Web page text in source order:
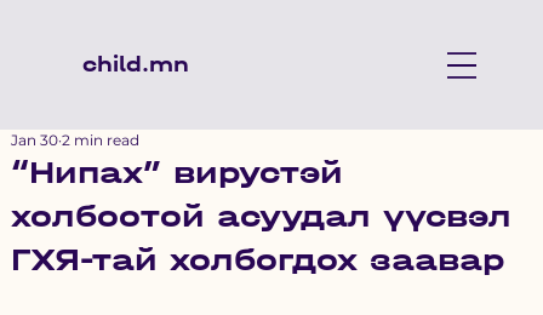
child.mn
“Нипах” вирустэй
холбоотой асуудал үүсвэл
ГХЯ-тай холбогдох заавар
Jan 30 2 min read